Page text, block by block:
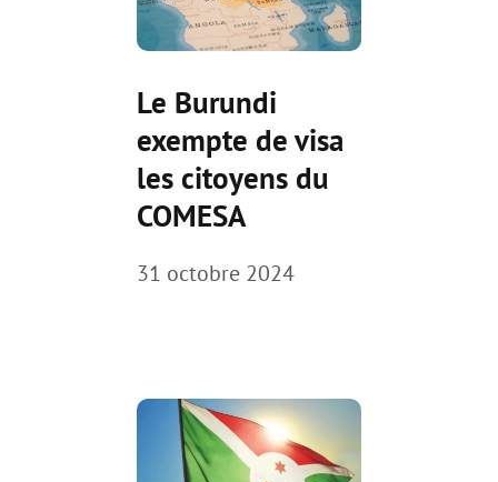
Le Burundi
exempte de visa
les citoyens du
COMESA
31 octobre 2024